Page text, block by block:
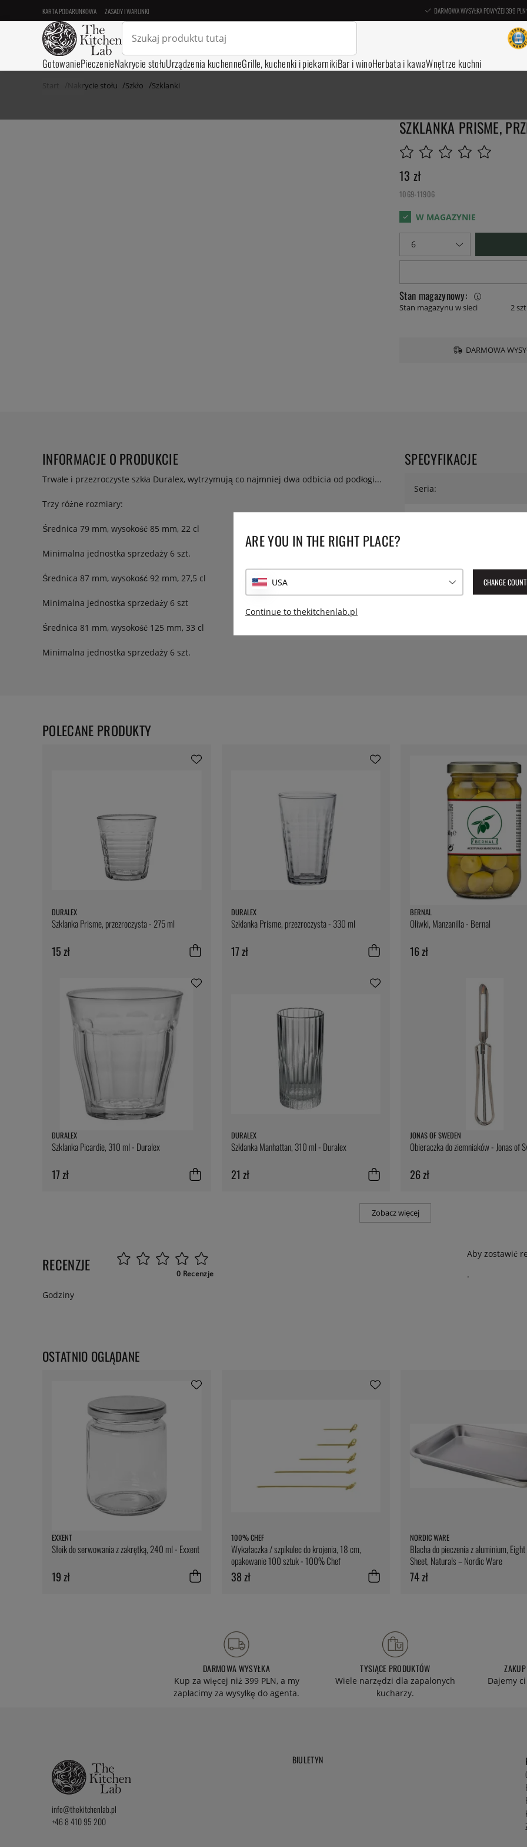
KARTA PODARUNKOWA ZASADY I WARUNKI DARMOWA WYSYŁKA POWYŻEJ 399
GotowaniePieczenieNakrycie stołuUrządzenia kuchenneGrille, kuchenki i piekarnikiBar i winoHerbata i kawaWnętrze kuchni
Start Nakrycie stołu Szkło Szklanki
SZKLANKA PRISME,
13 zł
1069-11906
Stan magazynowy:
Stan magazynu w sieci 2
DARMOWA
INFORMACJE O PRODUKCIE
Trwałe i przezroczyste szkła Duralex, wytrzymują co najmniej dwa odbicia od podłogi...
Trzy różne rozmiary:
Średnica 79 mm, wysokość 85 mm, 22 cl
Minimalna jednostka sprzedaży 6 szt.
Średnica 87 mm, wysokość 92 mm, 27,5 cl
Minimalna jednostka sprzedaży 6 szt
Średnica 81 mm, wysokość 125 mm, 33 cl
Minimalna jednostka sprzedaży 6 szt.
SPECYFIKACJE
Seria:
Numer artykułu Lev:
EAN:3550190004311
DURALEX
Szklanka Prisme, przezroczysta - 275 ml
15 zł
DURALEX
Szklanka Prisme, przezroczysta - 330 ml
17 zł
BERNAL
Oliwki, Manzanilla - Bernal
16 zł
DURALEX
Szklanka Picardie, 310 ml - Duralex
17 zł
DURALEX
Szklanka Manhattan, 310 ml - Duralex
21 zł
JONAS OF SWEDEN
Obieraczka do ziemniaków - Jonas of
26 zł
Zobacz więcej
POLECANE PRODUKTY
RECENZJE 0 Recenzje
Aby zostawić
.
Godziny
OSTATNIO OGLĄDANE
EXXENT
Słoik do serwowania z zakrętką, 240 ml - Exxent
19 zł
100% CHEF
Wykałaczka / szpikulec do krojenia, 18 cm,
opakowanie 100 sztuk - 100% Chef
38 zł
NORDIC WARE
Blacha do pieczenia z aluminium,
Sheet, Naturals – Nordic Ware
74 zł
DARMOWA WYSYŁKA
Kup za więcej niż 399 PLN, a my
zapłacimy za wysyłkę do agenta.
TYSIĄCE PRODUKTÓW
Wiele narzędzi dla zapalonych
kucharzy.
Dajemy
info@thekitchenlab.pl
+46 8 410 95 200
BIULETYN
ARE YOU IN THE RIGHT PLACE?
USA CHANGE
Continue to thekitchenlab.pl